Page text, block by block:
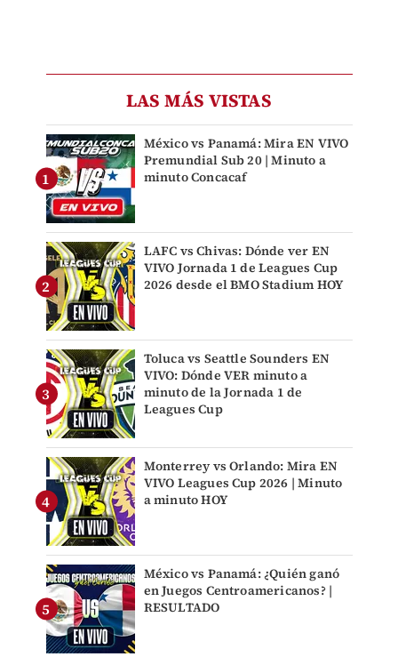
LAS MÁS VISTAS
México vs Panamá: Mira EN VIVO
Premundial Sub 20 | Minuto a
minuto Concacaf
LAFC vs Chivas: Dónde ver EN
VIVO Jornada 1 de Leagues Cup
2026 desde el BMO Stadium HOY
Toluca vs Seattle Sounders EN
VIVO: Dónde VER minuto a
minuto de la Jornada 1 de
Leagues Cup
Monterrey vs Orlando: Mira EN
VIVO Leagues Cup 2026 | Minuto
a minuto HOY
México vs Panamá: ¿Quién ganó
en Juegos Centroamericanos? |
RESULTADO